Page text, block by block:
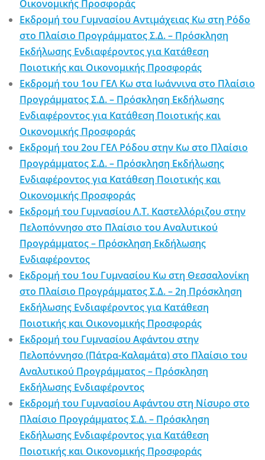
Οικονομικής Προσφοράς
Εκδρομή του Γυμνασίου Αντιμάχειας Κω στη Ρόδο
στο Πλαίσιο Προγράμματος Σ.Δ. – Πρόσκληση
Εκδήλωσης Ενδιαφέροντος για Κατάθεση
Ποιοτικής και Οικονομικής Προσφοράς
Εκδρομή του 1ου ΓΕΛ Κω στα Ιωάννινα στο Πλαίσιο
Προγράμματος Σ.Δ. – Πρόσκληση Εκδήλωσης
Ενδιαφέροντος για Κατάθεση Ποιοτικής και
Οικονομικής Προσφοράς
Εκδρομή του 2ου ΓΕΛ Ρόδου στην Κω στο Πλαίσιο
Προγράμματος Σ.Δ. – Πρόσκληση Εκδήλωσης
Ενδιαφέροντος για Κατάθεση Ποιοτικής και
Οικονομικής Προσφοράς
Εκδρομή του Γυμνασίου Λ.Τ. Καστελλόριζου στην
Πελοπόννησο στο Πλαίσιο του Αναλυτικού
Προγράμματος – Πρόσκληση Εκδήλωσης
Ενδιαφέροντος
Εκδρομή του 1ου Γυμνασίου Κω στη Θεσσαλονίκη
στο Πλαίσιο Προγράμματος Σ.Δ. – 2η Πρόσκληση
Εκδήλωσης Ενδιαφέροντος για Κατάθεση
Ποιοτικής και Οικονομικής Προσφοράς
Εκδρομή του Γυμνασίου Αφάντου στην
Πελοπόννησο (Πάτρα-Καλαμάτα) στο Πλαίσιο του
Αναλυτικού Προγράμματος – Πρόσκληση
Εκδήλωσης Ενδιαφέροντος
Εκδρομή του Γυμνασίου Αφάντου στη Νίσυρο στο
Πλαίσιο Προγράμματος Σ.Δ. – Πρόσκληση
Εκδήλωσης Ενδιαφέροντος για Κατάθεση
Ποιοτικής και Οικονομικής Προσφοράς